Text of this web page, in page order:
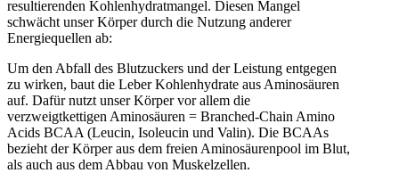
resultierenden Kohlenhydratmangel. Diesen Mangel
schwächt unser Körper durch die Nutzung anderer
Energiequellen ab:
Um den Abfall des Blutzuckers und der Leistung entgegen
zu wirken, baut die Leber Kohlenhydrate aus Aminosäuren
auf. Dafür nutzt unser Körper vor allem die
verzweigtkettigen Aminosäuren = Branched-Chain Amino
Acids BCAA (Leucin, Isoleucin und Valin). Die BCAAs
bezieht der Körper aus dem freien Aminosäurenpool im Blut,
als auch aus dem Abbau von Muskelzellen.